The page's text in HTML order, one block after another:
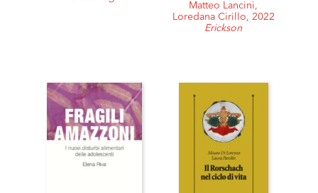
Matteo Lancini,
Loredana Cirillo, 2022
Erickson